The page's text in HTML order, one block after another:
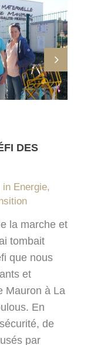
DES
in Energie,
la marche et
tombait
que nous
et
Mauron à La
En
de
par